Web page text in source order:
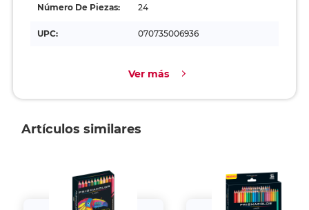
Número De Piezas: 24
UPC: 070735006936
Ver más
Artículos similares